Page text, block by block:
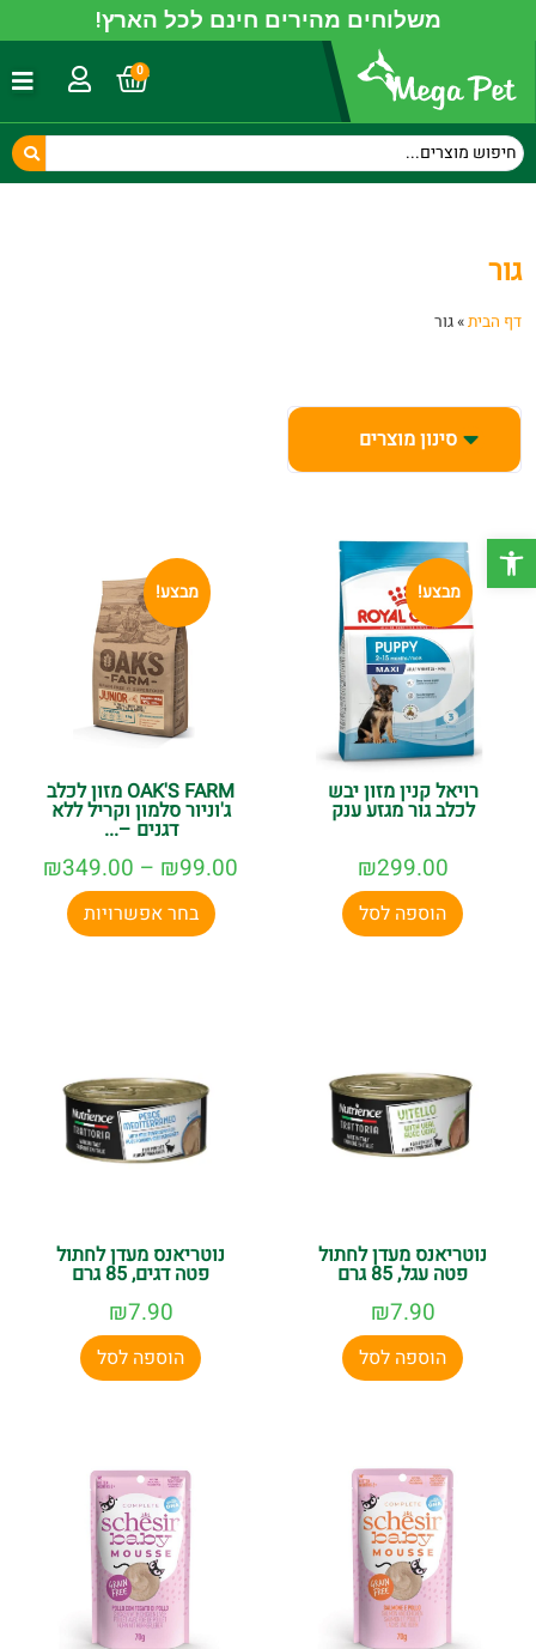
פתח סרגל נגישות
משלוחים מהירים חינם לכל הארץ!
0
גור
דף הבית»גור
סינון מוצרים
מבצע!
רויאל קנין מזון יבש
לכלב גור מגזע ענק
₪299.00
הוספה לסל
מבצע!
OAK'S FARM מזון לכלב
ג'וניור סלמון וקריל ללא
דגנים –...
₪99.00
–
₪349.00
בחר אפשרויות
נוטריאנס מעדן לחתול
פטה עגל, 85 גרם
₪7.90
הוספה לסל
נוטריאנס מעדן לחתול
פטה דגים, 85 גרם
₪7.90
הוספה לסל